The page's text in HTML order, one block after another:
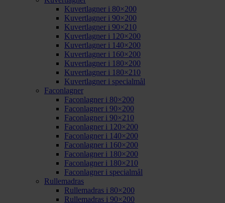
Kuvertlagner i 80×200
Kuvertlagner i 90×200
Kuvertlagner i 90×210
Kuvertlagner i 120×200
Kuvertlagner i 140×200
Kuvertlagner i 160×200
Kuvertlagner i 180×200
Kuvertlagner i 180×210
Kuvertlagner i specialmål
Faconlagner
Faconlagner i 80×200
Faconlagner i 90×200
Faconlagner i 90×210
Faconlagner i 120×200
Faconlagner i 140×200
Faconlagner i 160×200
Faconlagner i 180×200
Faconlagner i 180×210
Faconlagner i specialmål
Rullemadras
Rullemadras i 80×200
Rullemadras i 90×200